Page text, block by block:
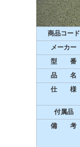
商品コード
メーカー
型 番
品 名
仕 様
付属品
備 考